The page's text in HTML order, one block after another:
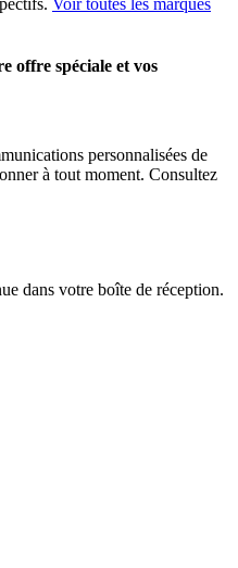
offre spéciale et vos
personnalisées de
à tout moment. Consultez
dans votre boîte de réception.